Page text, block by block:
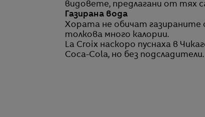
видовете, предлагани от тях
Газирана вода
Хората не обичат газираните
толкова много калории.
La Croix наскоро пуснаха в
Coca-Cola, но без подсладители.